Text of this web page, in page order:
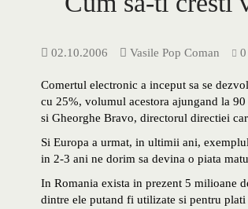
02.10.2006 Vasile Pop Coman
Comertul electronic a inceput sa se
cu 25%, volumul acestora ajungand la
si Gheorghe Bravo, directorul directiei
Si Europa a urmat, in ultimii ani,
in 2-3 ani ne dorim sa devina o piata
In Romania exista in prezent 5 milioane
dintre ele putand fi utilizate si pentru plati